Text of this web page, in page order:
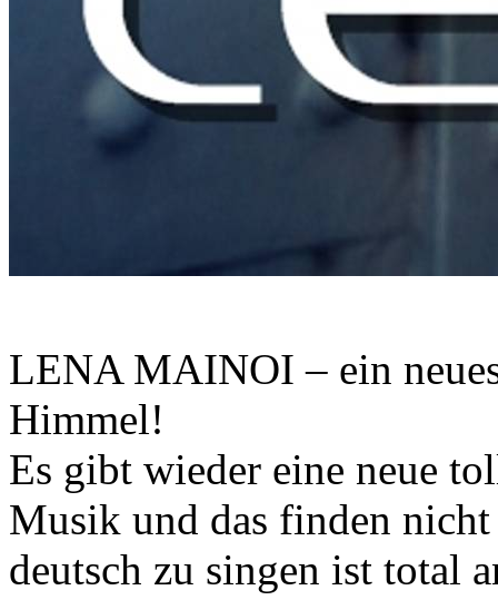
LENA MAINOI – ein
Himmel!
Es gibt wieder eine neue
Musik und das finden
deutsch zu singen ist total